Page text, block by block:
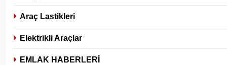
Araç Lastikleri
Elektrikli Araçlar
EMLAK HABERLERİ